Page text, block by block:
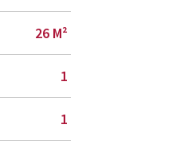
26 M²
1
1